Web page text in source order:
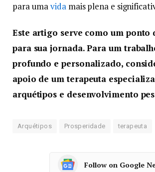
para umavidamais plena e
Este artigo serve como um ponto
para sua jornada. Para um
profundo e personalizado,
apoio de um terapeuta
arquétipos e desenvolvimento
Arquétipos Prosperidade terapeuta
Follow on Google